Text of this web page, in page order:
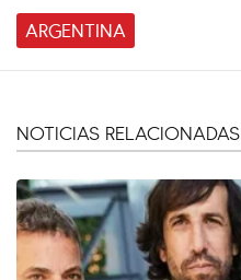
ARGENTINA
NOTICIAS RELACIONADAS